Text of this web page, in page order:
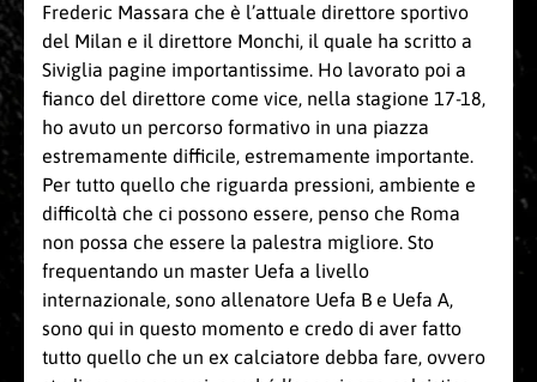
Frederic Massara che è l’attuale direttore sportivo
del Milan e il direttore Monchi, il quale ha scritto a
Siviglia pagine importantissime. Ho lavorato poi a
fianco del direttore come vice, nella stagione 17-18,
ho avuto un percorso formativo in una piazza
estremamente difficile, estremamente importante.
Per tutto quello che riguarda pressioni, ambiente e
difficoltà che ci possono essere, penso che Roma
non possa che essere la palestra migliore. Sto
frequentando un master Uefa a livello
internazionale, sono allenatore Uefa B e Uefa A,
sono qui in questo momento e credo di aver fatto
tutto quello che un ex calciatore debba fare, ovvero